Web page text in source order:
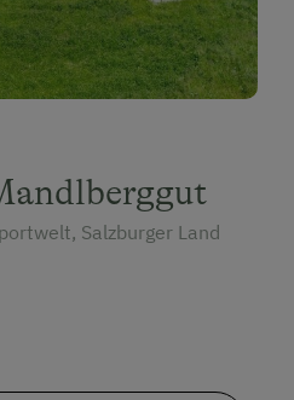
Salzburger Land